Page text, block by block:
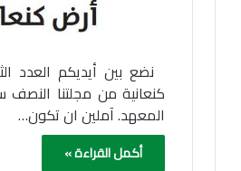
نضع بين أيديكم العدد
كنعانية من مجلتنا
المعهد. آملين ان تكون…
أكمل القراءة »